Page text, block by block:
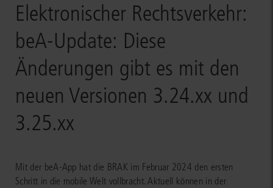
Elektronischer Rechtsverkehr:
beA-Update: Diese
Änderungen gibt es mit den
neuen Versionen 3.24.xx und
3.25.xx
Mit der beA-App hat die BRAK im Februar 2024 den ersten
Schritt in die mobile Welt vollbracht. Aktuell können in der